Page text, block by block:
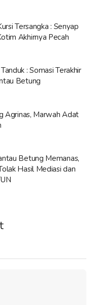
Tersangka : Senyap
Akhirnya Pecah
: Somasi Terakhir
Betung
Agrinas, Marwah Adat
Betung Memanas,
Hasil Mediasi dan